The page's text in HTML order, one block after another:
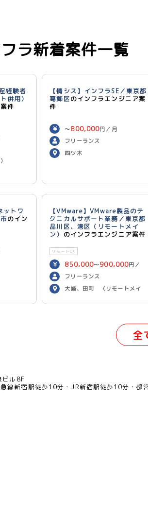
ラ新着案件一覧
経験者
併用）
件
【情シス】インフラSE／東京都
葛飾区のインフラエンジニア案
件
〜800,000円／月
フリーランス
四ツ木
ットワ
のイン
【VMware】VMware製品のテ
クニカルサポート業務／東京都
品川区、港区（リモートメイ
ン） のインフラエンジニア案件
リモートOK
850,000〜900,000円／
月
フリーランス
大崎、田町 （リモートメイ
全
ビル8F
線新宿駅徒歩10分 JR新宿駅徒歩10分
都